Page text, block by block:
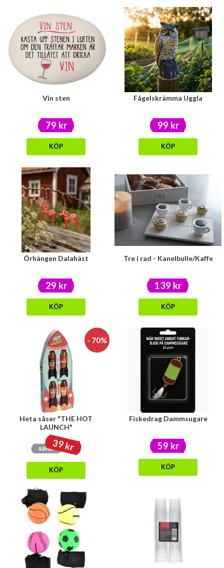
Vin sten
79 kr
KÖP
Fågelskrämma Uggla
99 kr
KÖP
Örhängen Dalahäst
29 kr
KÖP
Tre i rad - Kanelbulle/Kaffe
139 kr
KÖP
- 70%
Heta såser "THE HOT
LAUNCH"
129 kr39 kr
KÖP
Fiskedrag Dammsugare
59 kr
KÖP